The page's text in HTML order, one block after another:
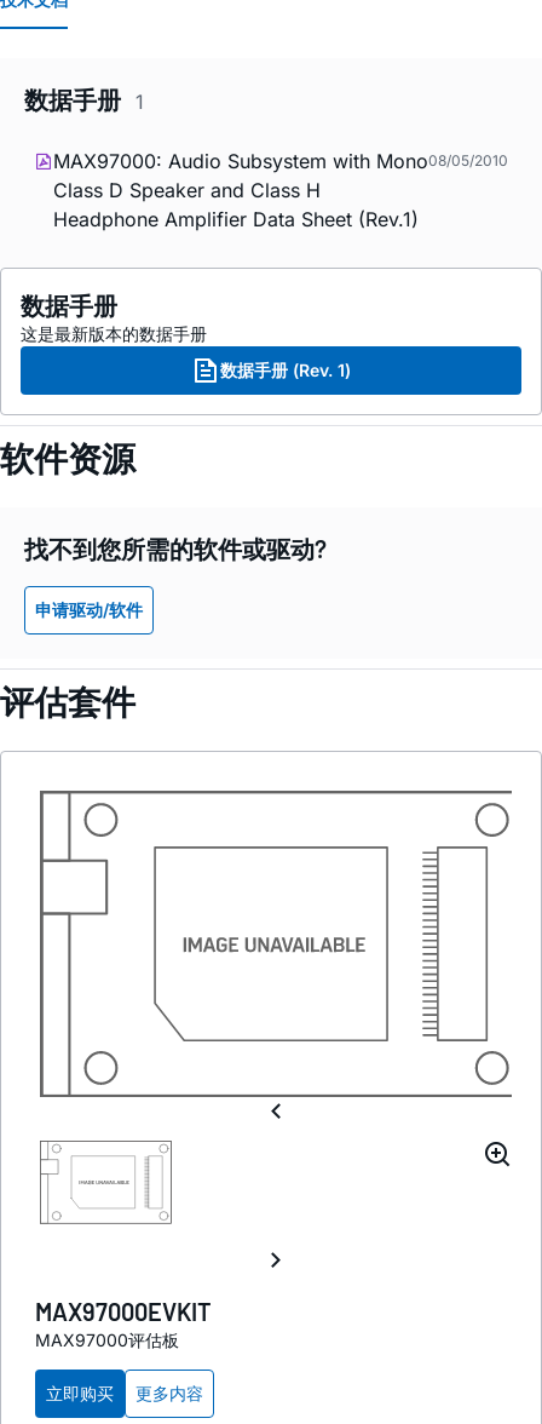
数据手册 1
MAX97000: Audio Subsystem with Mono
Class D Speaker and Class H
Headphone Amplifier Data Sheet (Rev.1)
08/05/2010
数据手册
这是最新版本的数据手册
数据手册 (Rev. 1)
软件资源
找不到您所需的软件或驱动?
申请驱动/软件
评估套件
MAX97000EVKIT
MAX97000评估板
立即购买 更多内容